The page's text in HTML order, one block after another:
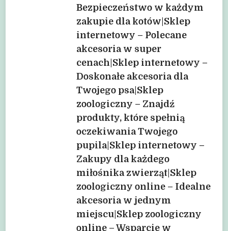
Bezpieczeństwo w każdym
zakupie dla kotów|Sklep
internetowy – Polecane
akcesoria w super
cenach|Sklep internetowy –
Doskonałe akcesoria dla
Twojego psa|Sklep
zoologiczny – Znajdź
produkty, które spełnią
oczekiwania Twojego
pupila|Sklep internetowy –
Zakupy dla każdego
miłośnika zwierząt|Sklep
zoologiczny online – Idealne
akcesoria w jednym
miejscu|Sklep zoologiczny
online – Wsparcie w